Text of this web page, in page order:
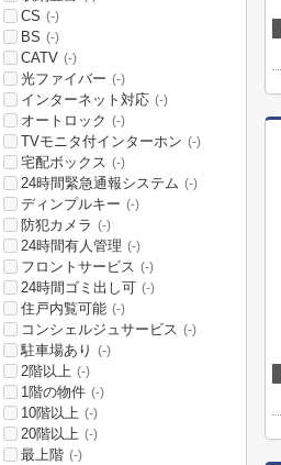
CS (-)
BS (-)
CATV (-)
光ファイバー (-)
インターネット対応 (-)
オートロック (-)
TVモニタ付インターホン (-)
宅配ボックス (-)
24時間緊急通報システム (-)
ディンプルキー (-)
防犯カメラ (-)
24時間有人管理 (-)
フロントサービス (-)
24時間ゴミ出し可 (-)
住戸内覧可能 (-)
コンシェルジュサービス (-)
駐車場あり (-)
2階以上 (-)
1階の物件 (-)
10階以上 (-)
20階以上 (-)
最上階 (-)